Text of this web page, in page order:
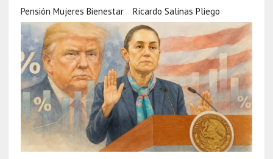
Pensión Mujeres Bienestar
Ricardo Salinas Pliego